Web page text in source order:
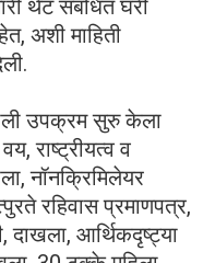
थेट संबंधित घरी
अशी माहिती
उपक्रम सुरु केला
राष्ट्रीयत्व व
नॉनक्रिमिलेयर
रहिवास प्रमाणपत्र,
दाखला, आर्थिकदृष्ट्या